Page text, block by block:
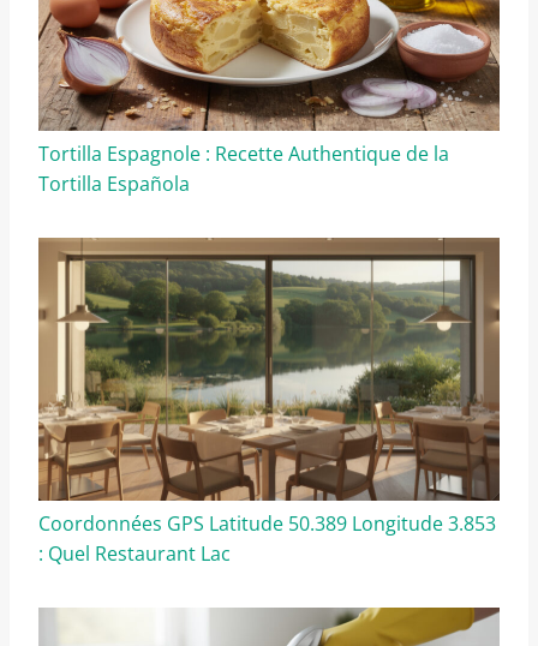
Tortilla Espagnole : Recette Authentique de la
Tortilla Española
Coordonnées GPS Latitude 50.389 Longitude 3.853
: Quel Restaurant Lac